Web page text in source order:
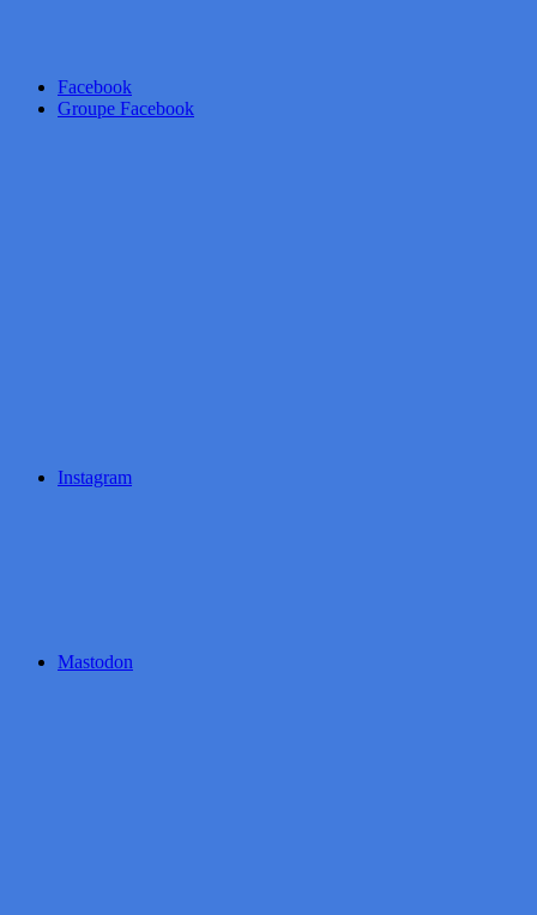
Facebook
Groupe Facebook
Instagram
Mastodon